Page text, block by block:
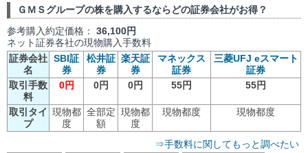
ＧＭＳグループの株を購入するならどの証券会社がお得？
参考購入約定価格： 36,100円
ネット証券各社の現物購入手数料
証券会社
名
SBI証
券
松井証
券
楽天証
券
マネックス
証券
三菱UFJ eスマート
証券
取引手数
料
0円 0円 0円 55円 55円
取引タイ
プ
現物都
度
全部定
額
現物都
度
現物都度 現物都度
⇒手数料に関してもっと調べたい